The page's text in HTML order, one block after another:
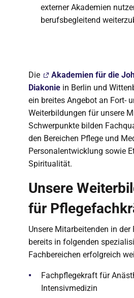
externer Akademien
berufsbegleitend
Die
Akademien für die
Diakonie in Berlin und
ein breites Angebot an Fort-
Weiterbildungen für unsere
Schwerpunkte bilden
den Bereichen Pflege und
Personalentwicklung sowie
Spiritualität.
Unsere
für
Unsere Mitarbeitenden in
bereits in folgenden
Fachbereichen erfolgreich
Fachpflegekraft für
Intensivmedizin